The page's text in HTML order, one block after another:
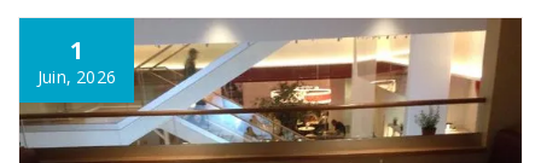
1
Juin, 2026